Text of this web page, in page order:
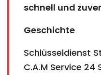
schnell und
Geschichte
Schlüsseldienst
C.A.M Service 24